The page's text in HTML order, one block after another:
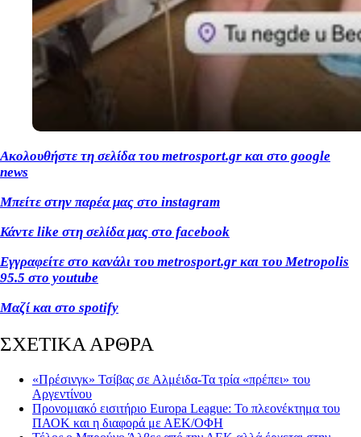
Ακολουθήστε τη σελίδα του metrosport.gr και στο google
news
Μπείτε στην παρέα μας στο instagram
Κάντε like στη σελίδα μας στο facebook
Εγγραφείτε στο κανάλι του metrosport.gr και του Metropolis
95.5 στο youtube
Μαζί και στο spotify
ΣΧΕΤΙΚΑ ΑΡΘΡΑ
«Πρέσινγκ» Τσίβας σε Αλμέιδα-Τα τρία «πρέπει» του
Αργεντίνου
Προνομιακό εισιτήριο Europa League: Το πλεονέκτημα του
ΠΑΟΚ και η διαφορά με ΑΕΚ/ΟΦΗ